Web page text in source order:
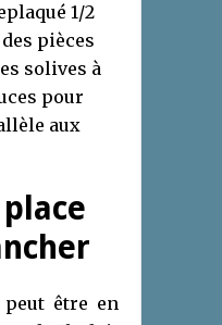
1/2
pièces
solives à
pour
aux
être en